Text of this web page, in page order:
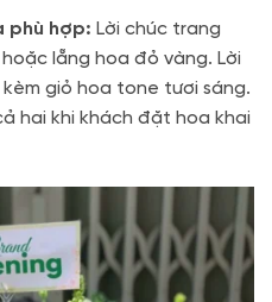
phù hợp: Lời chúc trang
lẵng hoa đỏ vàng. Lời
giỏ hoa tone tươi sáng.
hai khi khách đặt hoa khai